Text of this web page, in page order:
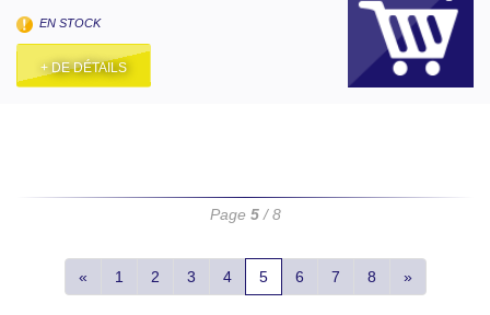
EN STOCK
+ DE DÉTAILS
Page 5/ 8
« 1 2 3 4 5 6 7 8 »